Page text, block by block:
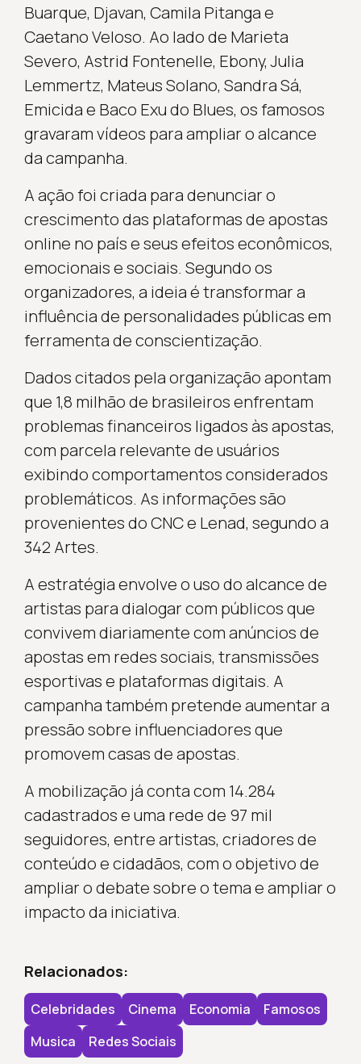
Buarque, Djavan, Camila Pitanga e
Caetano Veloso. Ao lado de Marieta
Severo, Astrid Fontenelle, Ebony, Julia
Lemmertz, Mateus Solano, Sandra Sá,
Emicida e Baco Exu do Blues, os famosos
gravaram vídeos para ampliar o alcance
da campanha.
A ação foi criada para denunciar o
crescimento das plataformas de apostas
online no país e seus efeitos econômicos,
emocionais e sociais. Segundo os
organizadores, a ideia é transformar a
influência de personalidades públicas em
ferramenta de conscientização.
Dados citados pela organização apontam
que 1,8 milhão de brasileiros enfrentam
problemas financeiros ligados às apostas,
com parcela relevante de usuários
exibindo comportamentos considerados
problemáticos. As informações são
provenientes do CNC e Lenad, segundo a
342 Artes.
A estratégia envolve o uso do alcance de
artistas para dialogar com públicos que
convivem diariamente com anúncios de
apostas em redes sociais, transmissões
esportivas e plataformas digitais. A
campanha também pretende aumentar a
pressão sobre influenciadores que
promovem casas de apostas.
A mobilização já conta com 14.284
cadastrados e uma rede de 97 mil
seguidores, entre artistas, criadores de
conteúdo e cidadãos, com o objetivo de
ampliar o debate sobre o tema e ampliar o
impacto da iniciativa.
Relacionados:
Celebridades Cinema Economia
Famosos
Musica
Redes Sociais